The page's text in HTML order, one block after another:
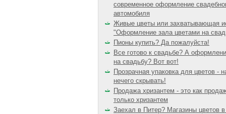
современное оформление
автомобиля
Живые цветы или захватывающая
"Оформление зала цветами на
Пионы купить? Да пожалуйста!
Все готово к свадьбе? А
на свадьбу? Вот вот!
Прозрачная упаковка для цветов -
нечего скрывать!
Продажа хризантем - это как
только хризантем
Заехал в Питер? Магазины цветов